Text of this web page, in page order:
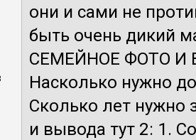
они и сами не
быть очень дикий
СЕМЕЙНОЕ ФОТО И
Насколько нужно
Сколько лет нужно
и вывода тут 2: 1.